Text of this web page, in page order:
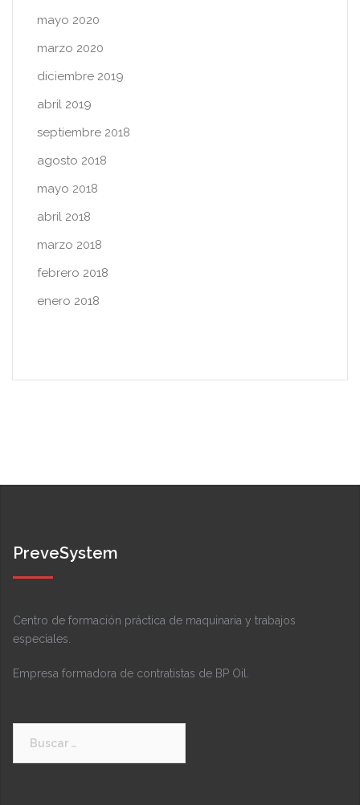
mayo 2020
marzo 2020
diciembre 2019
abril 2019
septiembre 2018
agosto 2018
mayo 2018
abril 2018
marzo 2018
febrero 2018
enero 2018
PreveSystem
Centro de formación práctica de maquinaria y trabajos
especiales.
Empresa formadora de contratistas de BP Oil.